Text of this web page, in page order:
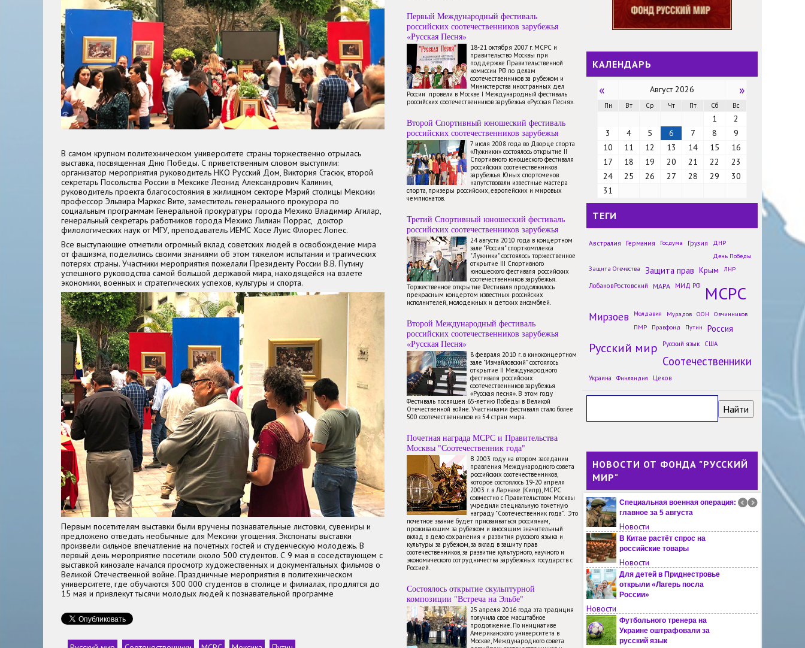
В самом крупном политехническом университете страны торжественно отрылась
выставка, посвященная Дню Победы. С приветственным словом выступили:
организатор мероприятия руководитель НКО Русский Дом, Виктория Стасюк, второй
секретарь Посольства России в Мексике Леонид Александрович Калинин,
руководитель проекта благосостояния в жилищном секторе Мэрий столицы Мексики
профессор Эльвира Маркес Вите, заместитель генерального прокурора по
социальным программам Генеральной прокуратуры города Мехико Владимир Агилар,
генеральный секретарь работников города Мехико Лилиан Поррас, доктор
филологических наук от МГУ, преподаватель ИЕМС Хосе Луис Флорес Лопес.
Все выступающие отметили огромный вклад советских людей в освобождение мира
от фашизма, поделились своими знаниями об этом тяжелом испытании и трагических
потерях страны. Участники мероприятия пожелали Президенту России В.В. Путину
успешного руководства самой большой державой мира, находящейся на взлете
экономики, военных и стратегических успехов, культуры и спорта.
Первым посетителям выставки были вручены познавательные листовки, сувениры и
предложено отведать необычные для Мексики угощения. Экспонаты выставки
произвели сильное впечатление на почетных гостей и студенческую молодежь. В
первый день мероприятие посетили около 500 студентов. С 9 мая в соседствующем с
выставкой кинозале начался просмотр художественных и документальных фильмов о
Великой Отечественной войне. Праздничные мероприятия в политехническом
университете, где обучаются 300 000 студентов в столице и филиалах, продлятся до
15 мая и привлекут тысячи молодых людей к познавательной программе
Первый Международный фестиваль
российских соотечественников зарубежья
«Русская Песня»
18-21 октября 2007 г. МСРС и
правительство Москвы при
поддержке Правительственной
комиссии РФ по делам
соотечественников за рубежом и
Министерства иностранных дел
России провели в Москве I Международный фестиваль
российских соотечественников зарубежья «Русская Песня».
Второй Спортивный юношеский фестиваль
российских соотечественников зарубежья
7 июля 2008 года во Дворце спорта
«Лужники» состоялось открытие II
Спортивного юношеского фестиваля
российских соотечественников
зарубежья. Юных спортсменов
напутствовали известные мастера
спорта, призеры российских, европейских и мировых
чемпионатов.
Третий Спортивный юношеский фестиваль
российских соотечественников зарубежья
24 августа 2010 года в концертном
зале "Россия" спорткомплекса
"Лужники" состоялось торжественное
открытие III Спортивного
юношеского фестиваля российских
соотечественников зарубежья.
Торжественное открытие Фестиваля продолжилось
прекрасным концертом известных российских
исполнителей, молодежных и детских ансамблей.
Второй Международный фестиваль
российских соотечественников зарубежья
«Русская Песня»
8 февраля 2010 г. в киноконцертном
зале "Измайловский" состоялось
открытие II Международного
фестиваля российских
соотечественников зарубежья
«Русская песня». В этом году
Фестиваль посвящен 65-летию Победы в Великой
Отечественной войне. Участниками фестиваля стало более
500 соотечественников из 54 стран мира.
Почетная награда МСРС и Правительства
Москвы "Соотечественник года"
В 2003 году на втором заседании
правления Международного совета
российских соотечественников,
которое состоялось 19-20 апреля
2003 г. в Ларнаке (Кипр), МСРС
совместно с Правительством Москвы
учредили специальную почетную
награду "Соотечественник года". Это
почетное звание будет присваиваться россиянам,
проживающим за рубежом и вносящим значительный
вклад в дело сохранения и развития русского языка и
культуры за рубежом, за вклад в защиту прав
соотечественников, за развитие культурного, научного и
экономического сотрудничества зарубежных государств с
Россией.
Состоялось открытие скульптурной
композиции "Встреча на Эльбе"
25 апреля 2016 года эта традиция
получила свое масштабное
продолжение. По инициативе
Американского университета в
Москве, Международного совета
КАЛЕНДАРЬ
« Август 2026 »
Пн Вт Ср Чт Пт Сб Вс
1
2
3
4 5 6 7 8
9
10
11 12 13 14 15
16
17
18 19 20 21 22
23
24
25 26 27 28 29
30
31
ТЕГИ
Австралия Германия Госдума Грузия
ДНР
День Победы
Защита Отечества Защита прав Крым
ЛНР
ЛобановРостовский
МАРА МИД РФ МСРС
Мирзоев Молдавия Мурадов ООН
Овчинников
ПМР
Правфонд Путин Россия
Русский мир Русский язык США
Соотечественники
Украина Финляндия Цеков
НОВОСТИ ОТ ФОНДА "РУССКИЙ
МИР"
Участники международной
экспедиции «Ледокол знаний»
отправились на Северный
Победители конкурса «Моя
семья в истории» учатся в
Москве
Русисты из-за рубежа проходят
обучение в летней школе в
Иркутске
Посол Пакистана назвал
Новости
Фотовыставка о России
Новости
Специальная военная операция:
главное за 5 августа
Новости
В Китае растёт спрос на
российские товары
Новости
Для детей в Приднестровье
открыли «Лагерь посла
России»
Новости
Футбольного тренера на
Украине оштрафовали за
русский язык